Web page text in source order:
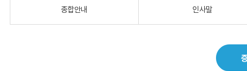
종합안내 인사말